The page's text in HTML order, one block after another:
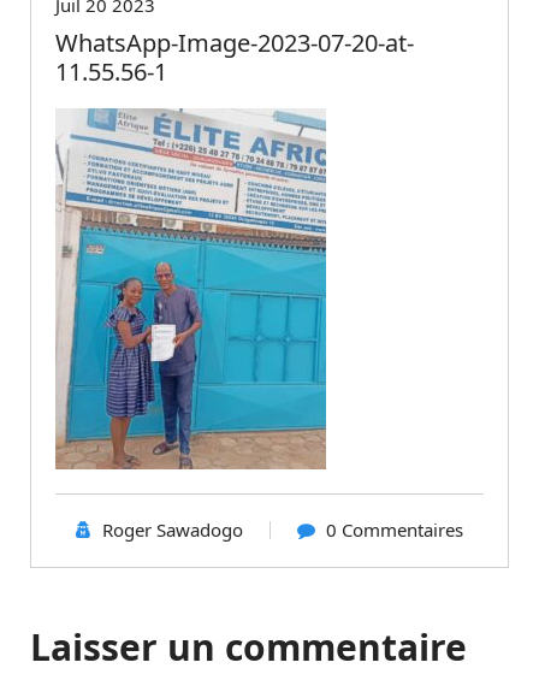
WhatsApp-Image-2023-07-20-at-
11.55.56-1
Roger Sawadogo 0 Commentaires
Laisser un commentaire